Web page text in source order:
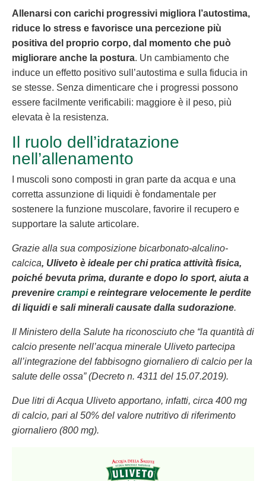
Allenarsi con carichi progressivi migliora l’autostima,
riduce lo stress e favorisce una percezione più
positiva del proprio corpo, dal momento che può
migliorare anche la postura. Un cambiamento che
induce un effetto positivo sull’autostima e sulla fiducia in
se stesse. Senza dimenticare che i progressi possono
essere facilmente verificabili: maggiore è il peso, più
elevata è la resistenza.
Il ruolo dell’idratazione
nell’allenamento
I muscoli sono composti in gran parte da acqua e una
corretta assunzione di liquidi è fondamentale per
sostenere la funzione muscolare, favorire il recupero e
supportare la salute articolare.
Grazie alla sua composizione bicarbonato-alcalino-
calcica, Uliveto è ideale per chi pratica attività fisica,
poiché bevuta prima, durante e dopo lo sport, aiuta a
prevenire crampie reintegrare velocemente le perdite
di liquidi e sali minerali causate dalla sudorazione.
Il Ministero della Salute ha riconosciuto che “la quantità di
calcio presente nell’acqua minerale Uliveto partecipa
all’integrazione del fabbisogno giornaliero di calcio per la
salute delle ossa” (Decreto n. 4311 del 15.07.2019).
Due litri di Acqua Uliveto apportano, infatti, circa 400 mg
di calcio, pari al 50% del valore nutritivo di riferimento
giornaliero (800 mg).